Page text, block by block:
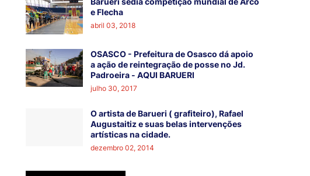
e Flecha
abril 03, 2018
OSASCO - Prefeitura de Osasco dá apoio
a ação de reintegração de posse no Jd.
Padroeira - AQUI BARUERI
julho 30, 2017
O artista de Barueri ( grafiteiro), Rafael
Augustaitiz e suas belas intervenções
artísticas na cidade.
dezembro 02, 2014